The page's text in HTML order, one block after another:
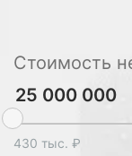
Обращайтесь
Стоимость
430 тыс. ₽